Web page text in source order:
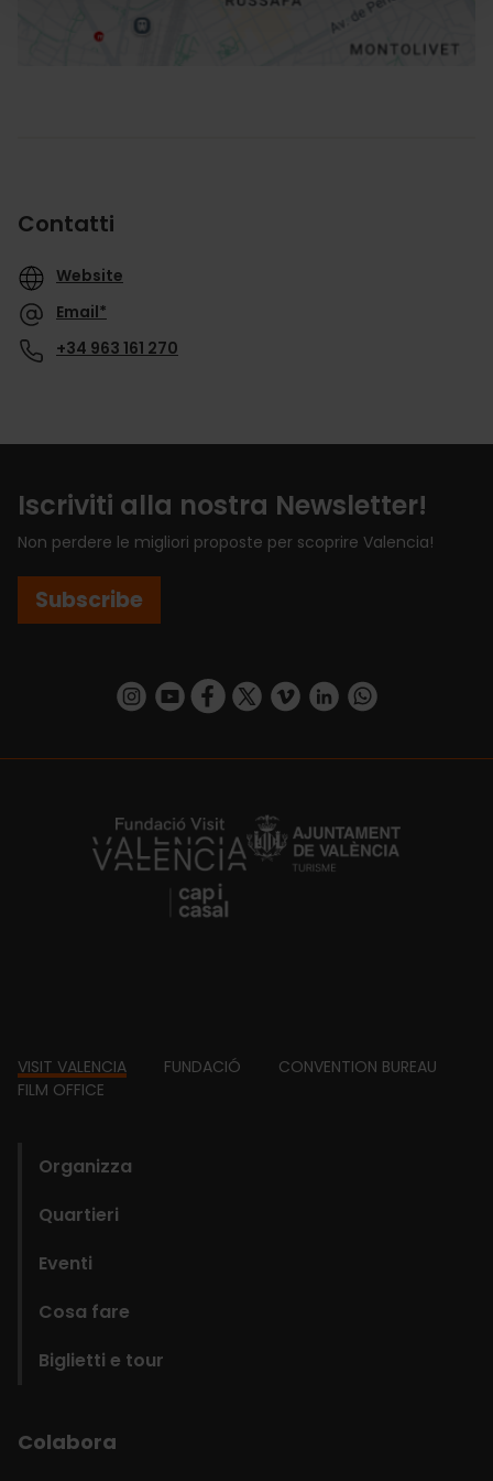
Contatti
Website
Email*
+34 963 161 270
Iscriviti alla nostra Newsletter!
Non perdere le migliori proposte per scoprire Valencia!
Subscribe
https://www.instagram.com/visit_valencia/
https://www.youtube.com/user/
https://www.facebook.com/
https://twitter.com/VisitaValencia
https://vimeo.com/
https://www.linkedin.com/company/turismo-valencia/https://api.whatsapp.com/send/
https://fundacion.visitvalencia.com/
Footer
VISIT VALENCIA FUNDACIÓ
CONVENTION BUREAU
FILM OFFICE
Organizza
Quartieri
Eventi
Cosa fare
Biglietti e tour
Colabora